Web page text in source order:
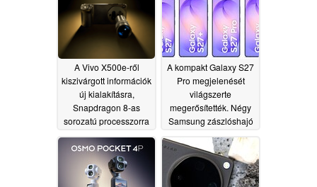
A Vivo X500e-ről
kiszivárgott információk
új kialakításra,
Snapdragon 8-as
sorozatú processzorra
kamerára utalnak
06/28/2026
A kompakt Galaxy S27
Pro megjelenését
világszerte
megerősítették. Négy
Samsung zászlóshajó
2027-ben06/25/2026